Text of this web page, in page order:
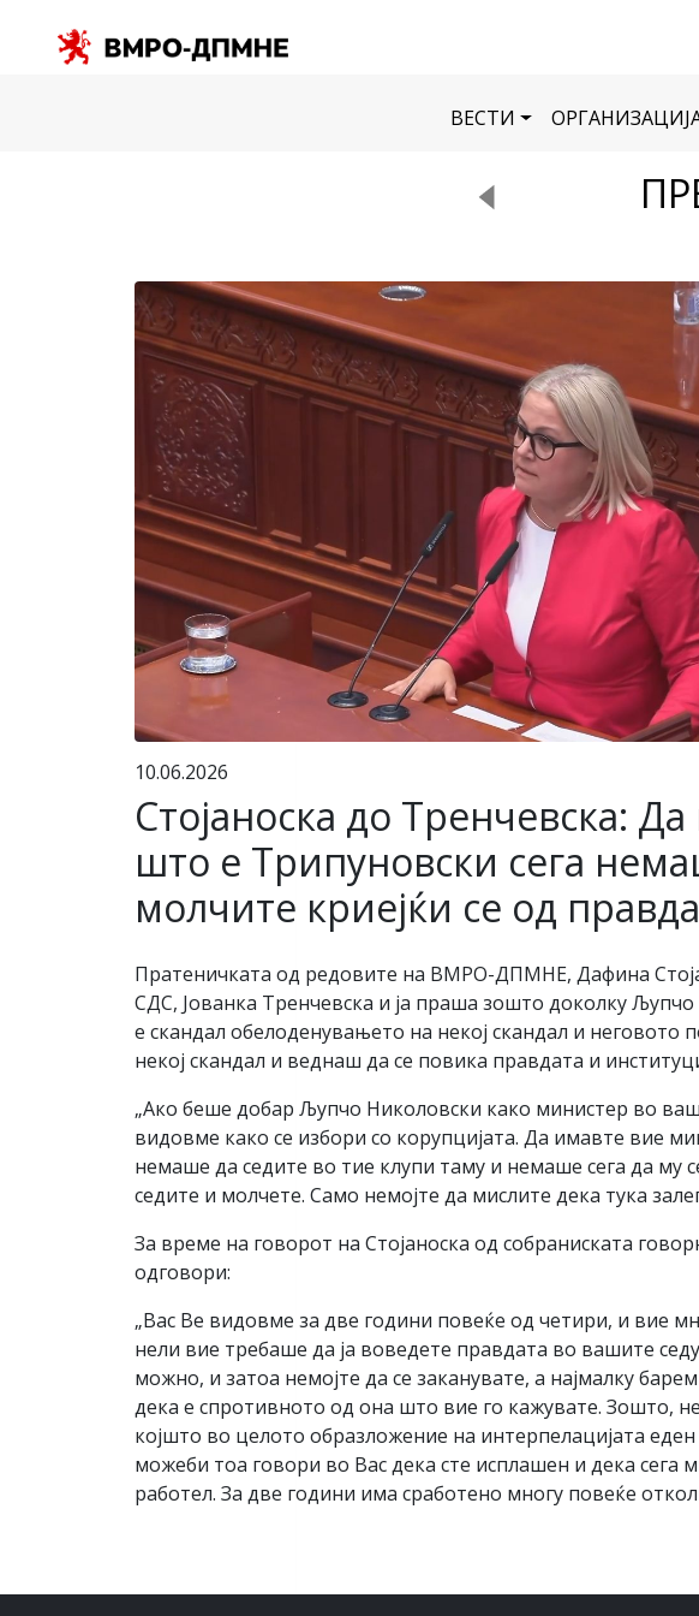
ВЕСТИ
10.06.2026
Стојаноска до Тренчевска:
што е Трипуновски сега
молчите криејќи се од
Пратеничката од редовите на ВМРО-ДПМНЕ, Дафина
СДС, Јованка Тренчевска и ја праша зошто доколку
е скандал обелоденувањето на некој скандал и неговото
некој скандал и веднаш да се повика правдата и
„Ако беше добар Љупчо Николовски како министер во
видовме како се избори со корупцијата. Да имавте вие
немаше да седите во тие клупи таму и немаше сега да му
седите и молчете. Само немојте да мислите дека тука
За време на говорот на Стојаноска од собраниската
одговори:
„Вас Ве видовме за две години повеќе од четири, и вие
нели вие требаше да ја воведете правдата во вашите
можно, и затоа немојте да се заканувате, а најмалку
дека е спротивното од она што вие го кажувате. Зошто,
којшто во целото образложение на интерпелацијата
можеби тоа говори во Вас дека сте исплашен и дека сега
работел. За две години има сработено многу повеќе